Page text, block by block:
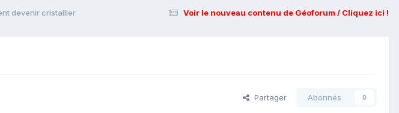
Voir le nouveau contenu de Géoforum / Cliquez ici !
devenir cristallier
Partager Abonnés 0